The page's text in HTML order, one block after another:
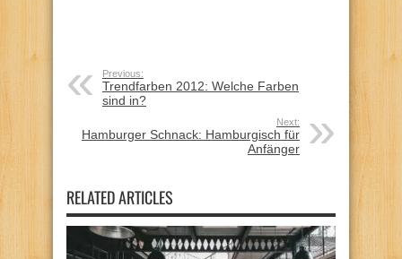
Previous:
Trendfarben 2012: Welche Farben
sind in?
Next:
Hamburger Schnack: Hamburgisch für
Anfänger
RELATED ARTICLES